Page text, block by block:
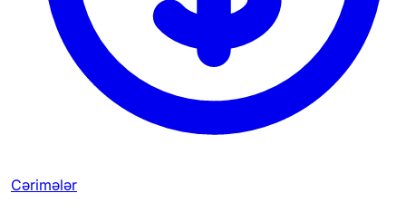
Cərimələr